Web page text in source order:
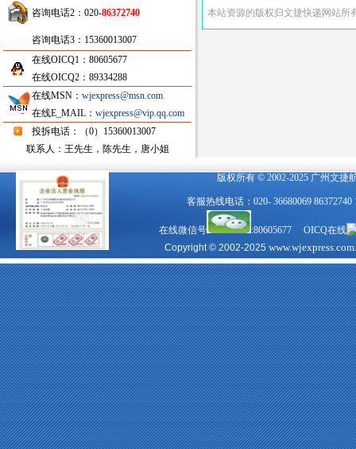
咨询电话2：020-86372740
咨询电话3：15360013007
在线OICQ1：80605677
在线OICQ2：89334288
在线MSN： wjexpress@msn.com
在线E_MAIL： wjexpress@vip.qq.com
投拆电话：（0）15360013007
联系人：王先生，陈先生，唐小姐
本站资源的版权归文捷快递网站所
版权所有 © 2002-2025 广州文捷
客服热线电话：020- 36680069
在线微信号
:80605677 OICQ在线
Copyright © 2002-2025 www.wjexpress.com